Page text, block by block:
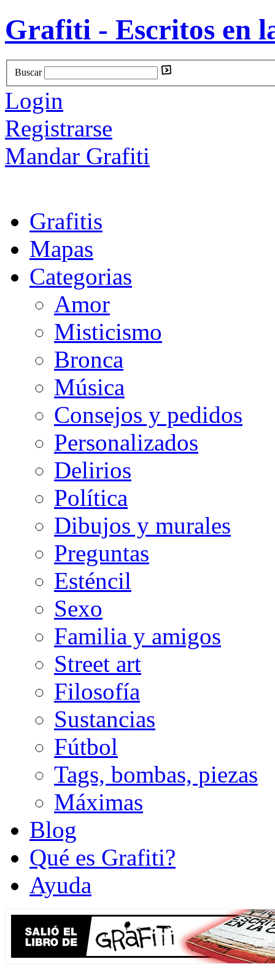
Grafiti - Escritos en
Buscar
Login
Registrarse
Mandar Grafiti
Grafitis
Mapas
Categorias
Amor
Misticismo
Bronca
Música
Consejos y pedidos
Personalizados
Delirios
Política
Dibujos y murales
Preguntas
Esténcil
Sexo
Familia y amigos
Street art
Filosofía
Sustancias
Fútbol
Tags, bombas, piezas
Máximas
Blog
Qué es Grafiti?
Ayuda